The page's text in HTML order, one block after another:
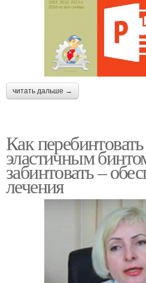
читать дальше →
Как
эластичным
забинтовать –
лечения